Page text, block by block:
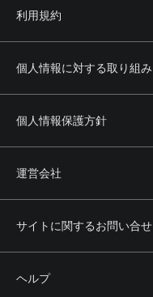
利用規約
個人情報に対する取り組み
個人情報保護方針
運営会社
サイトに関するお問い合せ
ヘルプ